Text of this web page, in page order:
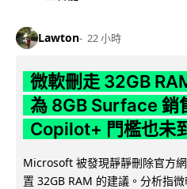
Lawton 22 小時
微軟刪走 32GB
為 8GB Surface 銷
Copilot+ 門檻也未
Microsoft 被發現靜靜刪除官方
置 32GB RAM 的建議。分析指